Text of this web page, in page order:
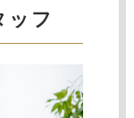
ッフ